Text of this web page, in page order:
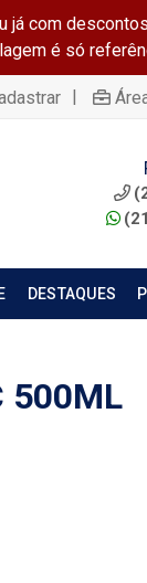
já com
é só
|
DESTAQUES
500ML